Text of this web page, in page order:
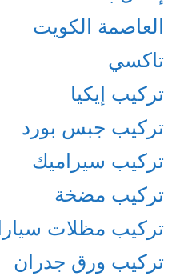
العاصمة الكويت
تاكسي
تركيب إيكيا
تركيب جبس بورد
تركيب سيراميك
تركيب مضخة
تركيب مظلات
تركيب ورق جدران